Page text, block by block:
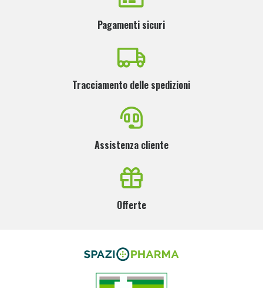
Pagamenti sicuri
Tracciamento delle spedizioni
Assistenza cliente
Offerte